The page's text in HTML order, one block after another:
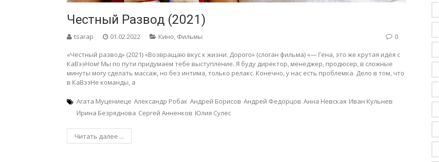
Честный Развод (2021)
tsarap 01.02.2022 Кино, Фильмы 0
«Честный развод» (2021) «Возвращаю вкус к жизни. Дорого» (слоган фильма) «— Гена, это же крутая идея с
КаВээНом! Мы по пути придумаем тебе выступление. Я буду директор, менеджер, продюсер, в сложные
минуты могу сделать массаж, но без интима, только релакс. Конечно, у нас есть проблемка. Дело в том, что
в КаВээНе команды, а
Агата Муцениеце Александр Робак Андрей Борисов Андрей Федорцов Анна Невская Иван Кульнев
Ирина Безряднова Сергей Анненков Юлия Сулес
Читать далее ...